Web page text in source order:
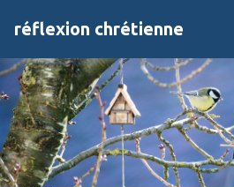
réflexion chrétienne